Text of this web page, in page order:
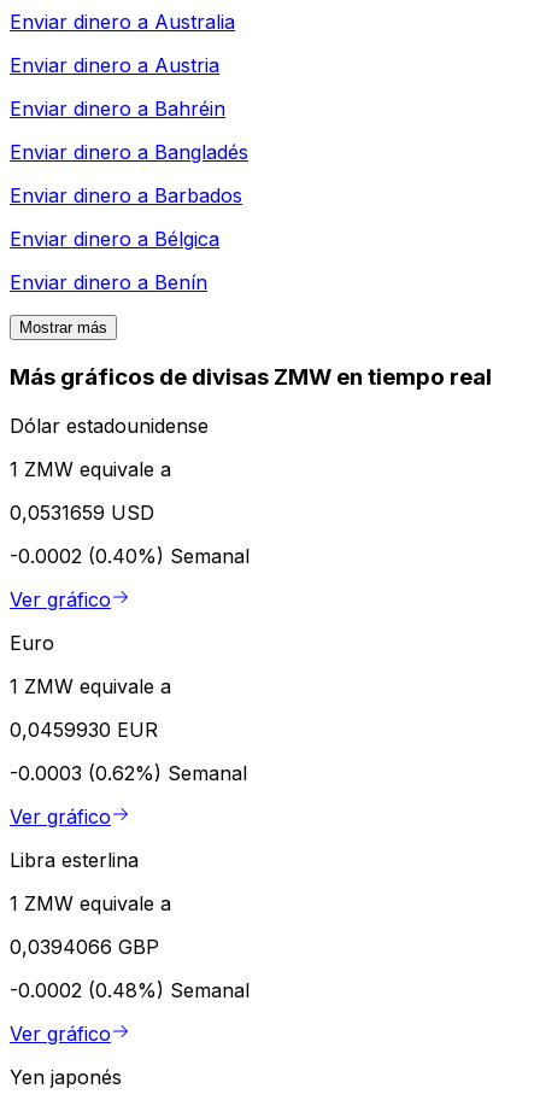
Enviar dinero a Australia
Enviar dinero a Austria
Enviar dinero a Bahréin
Enviar dinero a Bangladés
Enviar dinero a Barbados
Enviar dinero a Bélgica
Enviar dinero a Benín
Mostrar más
Más gráficos de divisas ZMW en tiempo real
Dólar estadounidense
1 ZMW equivale a
0,0531659 USD
-0.0002 (0.40%) Semanal
Ver gráfico
Euro
1 ZMW equivale a
0,0459930 EUR
-0.0003 (0.62%) Semanal
Ver gráfico
Libra esterlina
1 ZMW equivale a
0,0394066 GBP
-0.0002 (0.48%) Semanal
Ver gráfico
Yen japonés